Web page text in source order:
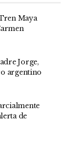
Maya
Jorge,
argentino
de